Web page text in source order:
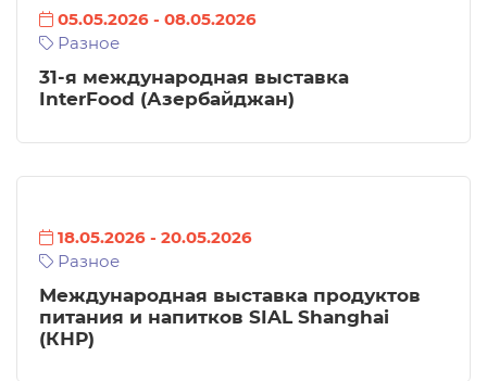
05.05.2026 - 08.05.2026
Разное
31-я международная выставка
InterFood (Азербайджан)
18.05.2026 - 20.05.2026
Разное
Международная выставка продуктов
питания и напитков SIAL Shanghai
(КНР)